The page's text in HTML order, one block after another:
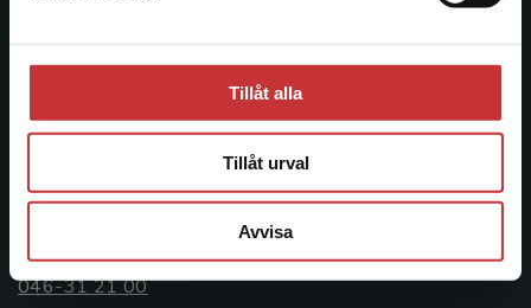
Tillåt alla
Tillåt urval
Avvisa
Besöksadress:
226 60 Lund
Kundservice
046-31 21 00